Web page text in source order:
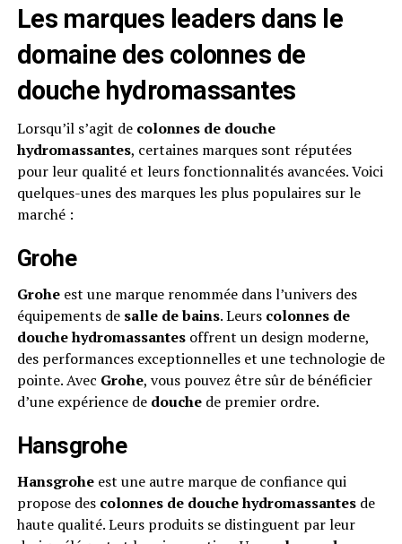
Les marques leaders dans le
domaine des colonnes de
douche hydromassantes
Lorsqu’il s’agit de colonnes de douche
hydromassantes, certaines marques sont réputées
pour leur qualité et leurs fonctionnalités avancées. Voici
quelques-unes des marques les plus populaires sur le
marché :
Grohe
Groheest une marque renommée dans l’univers des
équipements de salle de bains. Leurs colonnes de
douche hydromassantesoffrent un design moderne,
des performances exceptionnelles et une technologie de
pointe. Avec Grohe, vous pouvez être sûr de bénéficier
d’une expérience de douchede premier ordre.
Hansgrohe
Hansgroheest une autre marque de confiance qui
propose des colonnes de douche hydromassantesde
haute qualité. Leurs produits se distinguent par leur